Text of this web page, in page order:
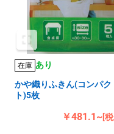
在庫 あり
かや織りふきん(コンパク
ト)5枚
￥481.1~[